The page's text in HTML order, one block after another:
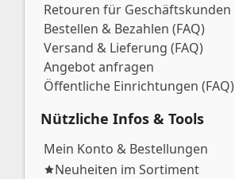
Retouren für Geschäftskunden
Bestellen & Bezahlen (FAQ)
Versand & Lieferung (FAQ)
Angebot anfragen
Öffentliche Einrichtungen (FAQ)
Nützliche Infos & Tools
Mein Konto & Bestellungen
Neuheiten im Sortiment